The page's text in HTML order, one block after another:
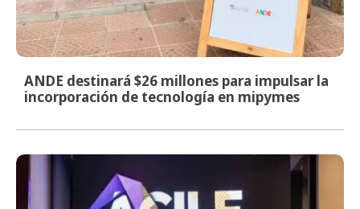
ANDE destinará $26 millones para impulsar la
incorporación de tecnología en mipymes